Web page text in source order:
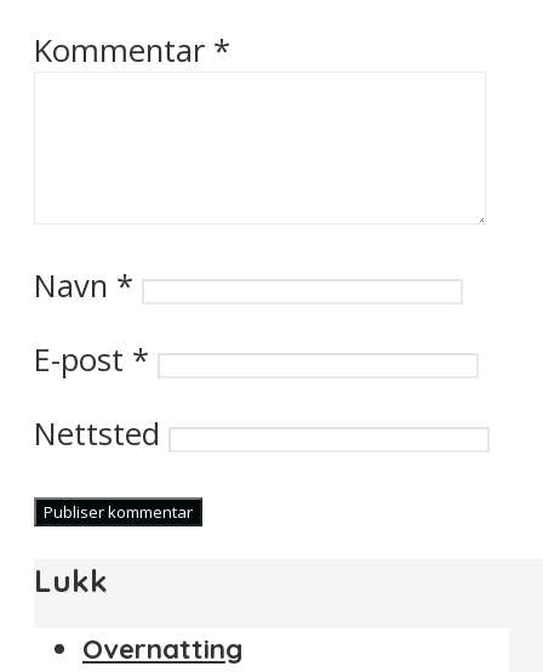
Kommentar *
Navn *
E-post *
Nettsted
Lukk
Overnatting